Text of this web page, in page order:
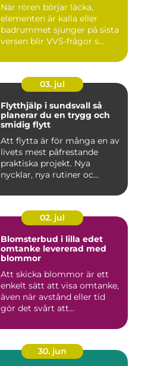
När rören börjar läcka,
elementen är kalla eller
badrummet sjunger på sista
versen blir VVS-frågor s...
03. jul
Flytthjälp i sundsvall så
planerar du en trygg och
smidig flytt
Att flytta är för många en av
livets mest påfrestande
praktiska projekt. Nya
nycklar, nya rutiner oc...
02. jul
Blomsterbud i lilla edet
omtanke levererad med
blommor
Att skicka blommor är ett
enkelt sätt att visa omtanke,
även när avstånd eller tid
gör det svårt att...
30. jun